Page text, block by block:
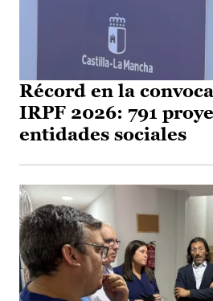
Récord en la
IRPF 2026: 791
entidades sociales